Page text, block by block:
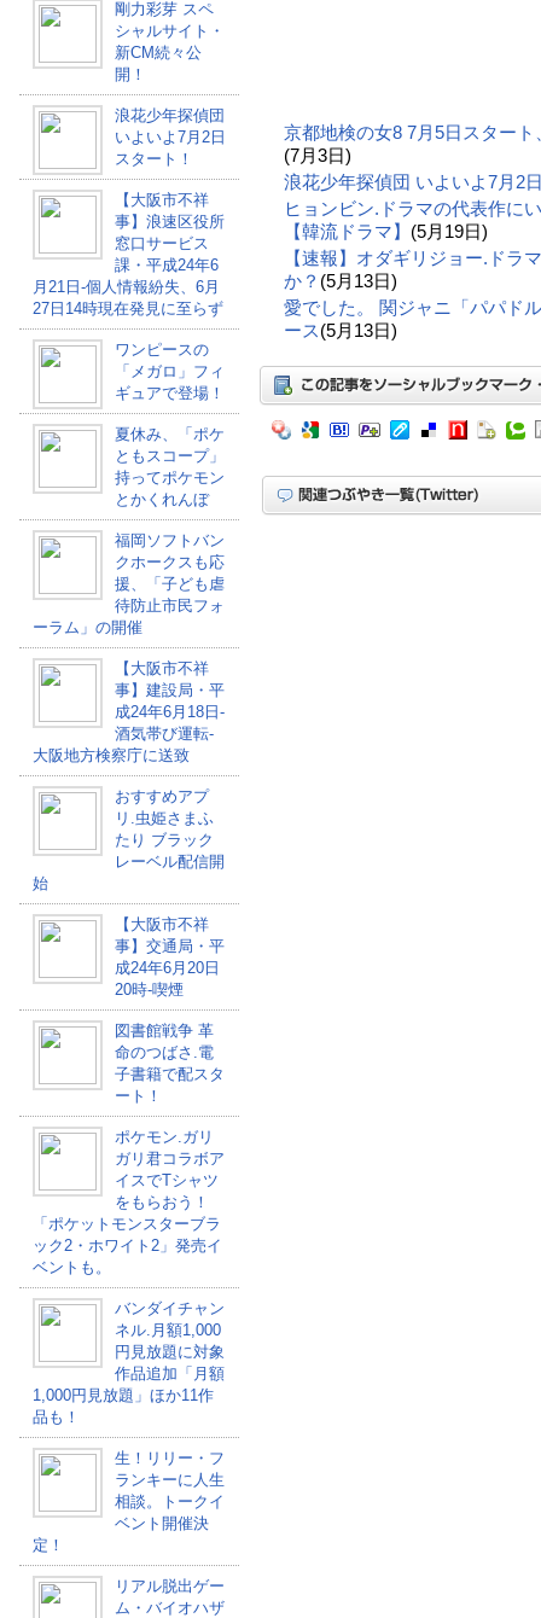
剛力彩芽 スペ
シャルサイト・
新CM続々公
開！
浪花少年探偵団
いよいよ7月2日
スタート！
【大阪市不祥
事】浪速区役所
窓口サービス
課・平成24年6
月21日-個人情報紛失、6月
27日14時現在発見に至らず
ワンピースの
「メガロ」フィ
ギュアで登場！
夏休み、「ポケ
ともスコープ」
持ってポケモン
とかくれんぼ
福岡ソフトバン
クホークスも応
援、「子ども虐
待防止市民フォ
ーラム」の開催
【大阪市不祥
事】建設局・平
成24年6月18日-
酒気帯び運転-
大阪地方検察庁に送致
おすすめアプ
リ.虫姫さまふ
たり ブラック
レーベル配信開
始
【大阪市不祥
事】交通局・平
成24年6月20日
20時-喫煙
図書館戦争 革
命のつばさ.電
子書籍で配スタ
ート！
ポケモン.ガリ
ガリ君コラボア
イスでTシャツ
をもらおう！
「ポケットモンスターブラ
ック2・ホワイト2」発売イ
ベントも。
バンダイチャン
ネル.月額1,000
円見放題に対象
作品追加「月額
1,000円見放題」ほか11作
品も！
生！リリー・フ
ランキーに人生
相談。トークイ
ベント開催決
定！
リアル脱出ゲー
ム・バイオハザ
京都地検の女8 7月5日スター
(7月3日)
浪花少年探偵団 いよいよ7月2
ヒョンビン.ドラマの代表作に
【韓流ドラマ】 (5月19日)
【速報】オダギリジョー.ドラ
か？ (5月13日)
愛でした。 関ジャニ「パパド
ース(5月13日)